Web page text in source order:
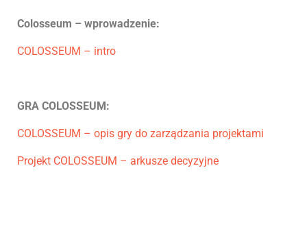
Colosseum – wprowadzenie:
COLOSSEUM – intro
GRA COLOSSEUM:
COLOSSEUM – opis gry do zarządzania projektami
Projekt COLOSSEUM – arkusze decyzyjne